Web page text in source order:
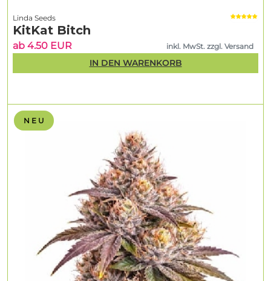
N E U
Linda Seeds
KitKat Bitch
ab 4.50 EUR inkl. MwSt. zzgl. Versand
IN DEN WARENKORB